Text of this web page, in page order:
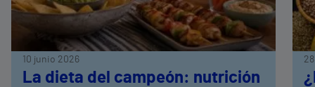
10 junio 2026
La dieta del campeón: nutrición